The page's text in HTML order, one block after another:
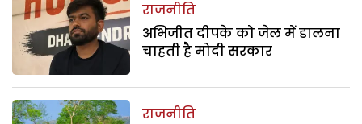
राजनीति
अभिजीत दीपके को जेल में डालना
चाहती है मोदी सरकार
राजनीति